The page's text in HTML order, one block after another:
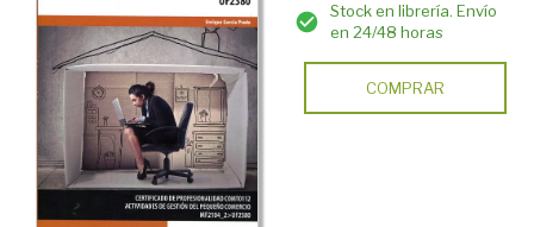
Stock en librería. Envío
en 24/48 horas
COMPRAR